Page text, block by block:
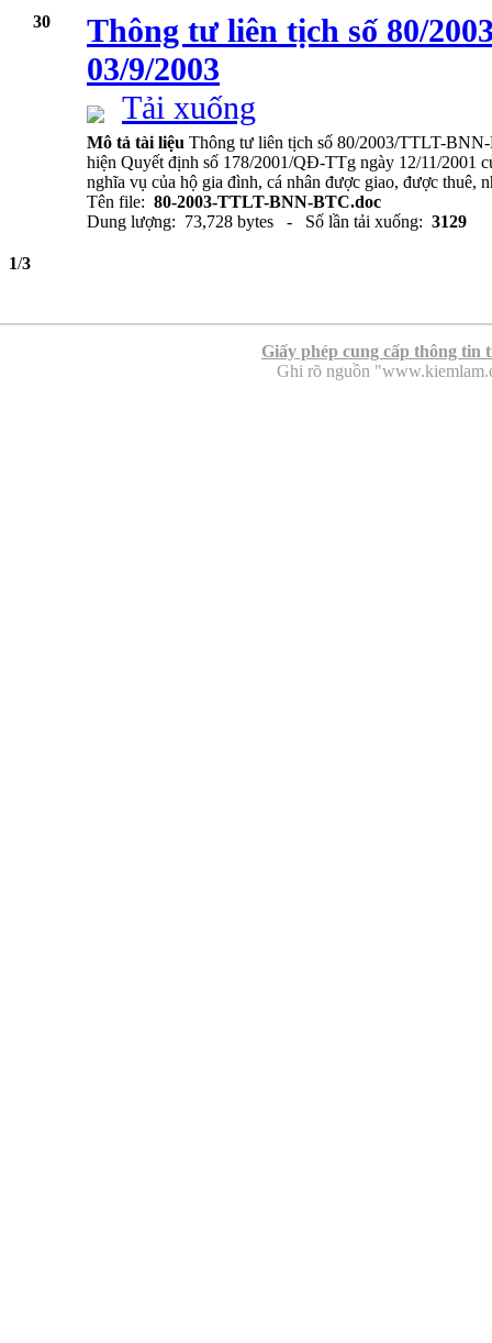
30
Thông tư liên tịch số 80/
03/9/2003
Tải xuống
Mô tả tài liệu Thông tư liên tịch số 80/2003/TTLT-
hiện Quyết định số 178/2001/QĐ-TTg ngày 12/11/2001
nghĩa vụ của hộ gia đình, cá nhân được giao, được thuê,
Tên file: 80-2003-TTLT-BNN-BTC.doc
Dung lượng: 73,728 bytes - Số lần tải xuống: 3129
1/3
Giấy phép cung cấp thông tin
Ghi rõ nguồn